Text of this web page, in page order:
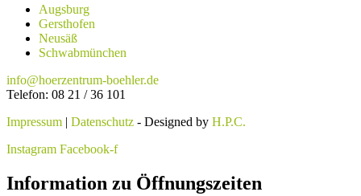
Augsburg
Gersthofen
Neusäß
Schwabmünchen
info@hoerzentrum-boehler.de
Telefon: 08 21 / 36 101
Impressum | Datenschutz - Designed by H.P.C.
Instagram Facebook-f
Information zu Öffnungszeiten